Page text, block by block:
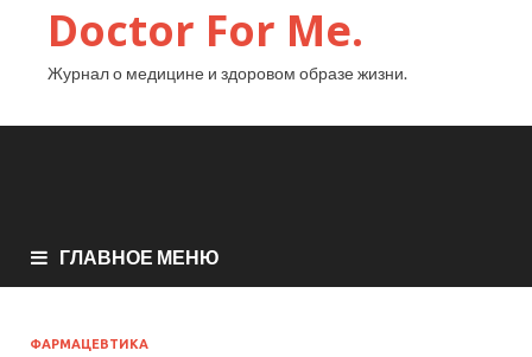
Doctor For Me.
Журнал о медицине и здоровом образе жизни.
ГЛАВНОЕ МЕНЮ
ФАРМАЦЕВТИКА